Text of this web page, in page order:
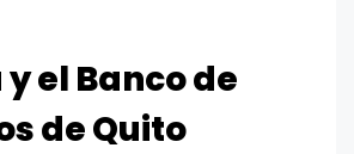
el Banco de
de Quito